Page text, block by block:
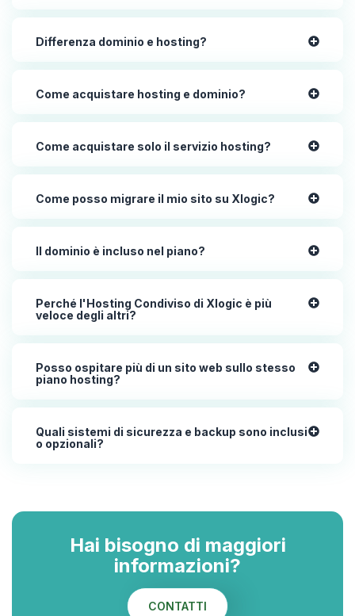
Differenza dominio e hosting?
Come acquistare hosting e dominio?
Come acquistare solo il servizio hosting?
Come posso migrare il mio sito su Xlogic?
Il dominio è incluso nel piano?
Perché l'Hosting Condiviso di Xlogic è più
veloce degli altri?
Posso ospitare più di un sito web sullo stesso
piano hosting?
Quali sistemi di sicurezza e backup sono inclusi
o opzionali?
Hai bisogno di maggiori
informazioni?
CONTATTI